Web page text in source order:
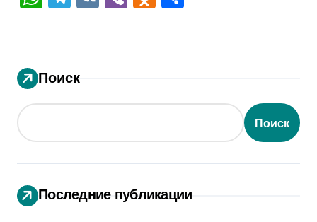
Поиск
Поиск
Последние публикации